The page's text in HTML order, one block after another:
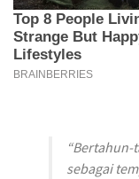
sebagai